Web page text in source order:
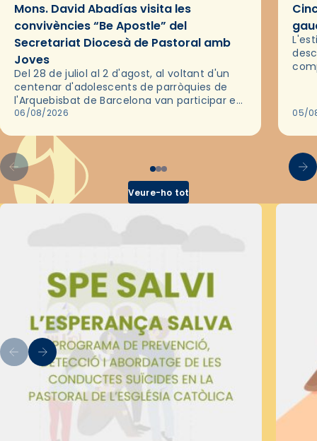
Mons. David Abadías visita les
convivències “Be Apostle” del
Secretariat Diocesà de Pastoral amb
Joves
Del 28 de juliol al 2 d'agost, al voltant d'un
centenar d'adolescents de parròquies de
l'Arquebisbat de Barcelona van participar en
les convivències Be Apostle, organitzades
06/08/2026 05/
Veure-ho tot